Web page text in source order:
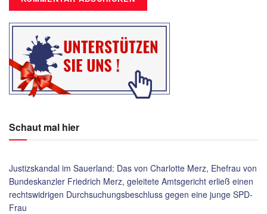
Schaut mal hier
Justizskandal im Sauerland: Das von Charlotte Merz, Ehefrau von
Bundeskanzler Friedrich Merz, geleitete Amtsgericht erließ einen
rechtswidrigen Durchsuchungsbeschluss gegen eine junge SPD-
Frau